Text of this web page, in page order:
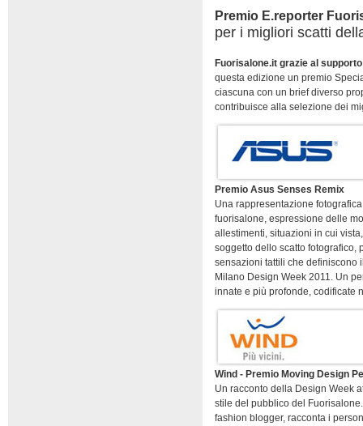
Premio E.reporter
per i migliori scatti
Fuorisalone.it grazie al
questa edizione un premio
ciascuna con un brief diverso
contribuisce alla selezione dei
Premio Asus Senses Remix
Una rappresentazione
fuorisalone, espressione delle
allestimenti, situazioni in cui
soggetto dello scatto fotografico,
sensazioni tattili che definiscono
Milano Design Week 2011. Un
innate e più profonde, codificate
Wind - Premio Moving Design
Un racconto della Design Week
stile del pubblico del
fashion blogger, racconta i